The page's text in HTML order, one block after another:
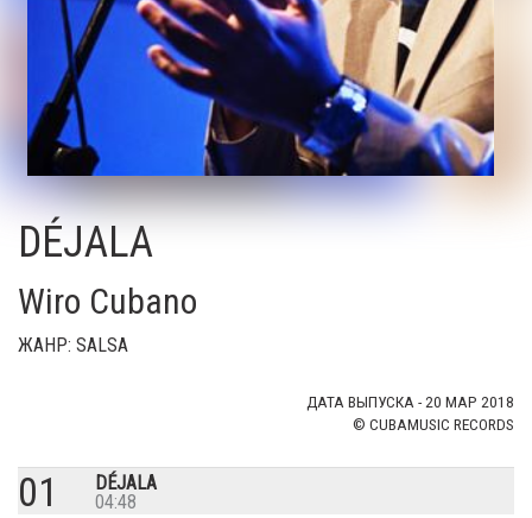
DÉJALA
Wiro Cubano
ЖАНР: SALSA
ДАТА ВЫПУСКА - 20 МАР 2018
© CUBAMUSIC RECORDS
01
DÉJALA
04:48